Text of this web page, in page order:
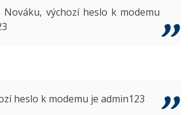
MVC
-41%
Nováku, výchozí heslo k modemu
heslo k modemu je admin123